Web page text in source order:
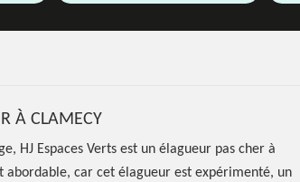
À CLAMECY
HJ Espaces Verts est un élagueur pas cher à
abordable, car cet élagueur est expérimenté, un